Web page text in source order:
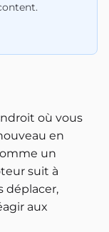
où vous
en
un
suit à
déplacer,
aux